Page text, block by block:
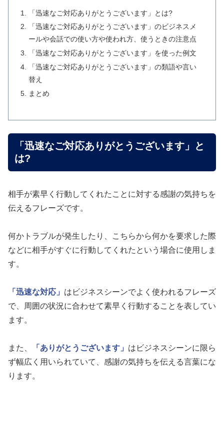
「迅速なご対応ありがとうございます」とは?
「迅速なご対応ありがとうございます」のビジネスメ
ールや会話での使い方や使われ方、使うときの注意点
「迅速なご対応ありがとうございます」を使った例文
「迅速なご対応ありがとうございます」の類語や言い
替え
まとめ
「迅速なご対応ありがとうございます」と
は?
相手が素早く行動してくれたことに対する感謝の気持ちを
伝えるフレーズです。
何かトラブルが発生したり、こちらから何かを要求した際
などに相手がすぐに行動してくれたという場合に使用しま
す。
「迅速な対応」 はビジネスシーンでよく使われるフレーズ
で、周囲の状況に合わせて素早く行動することを表してい
ます。
また、 「ありがとうございます」 はビジネスシーンに限ら
ず幅広く用いられていて、感謝の気持ちを伝える言葉にな
ります。